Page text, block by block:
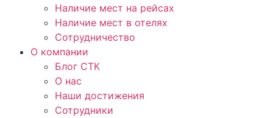
Наличие мест на рейсах
Наличие мест в отелях
Сотрудничество
О компании
Блог СТК
О нас
Наши достижения
Сотрудники